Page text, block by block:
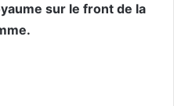
sur le front de la